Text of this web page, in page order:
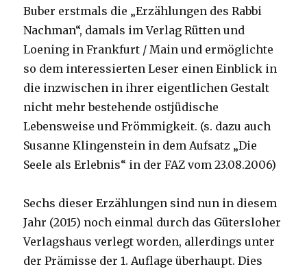
Buber erstmals die „Erzählungen des Rabbi
Nachman“, damals im Verlag Rütten und
Loening in Frankfurt / Main und ermöglichte
so dem interessierten Leser einen Einblick in
die inzwischen in ihrer eigentlichen Gestalt
nicht mehr bestehende ostjüdische
Lebensweise und Frömmigkeit. (s. dazu auch
Susanne Klingenstein in dem Aufsatz „Die
Seele als Erlebnis“ in der FAZ vom 23.08.2006)
Sechs dieser Erzählungen sind nun in diesem
Jahr (2015) noch einmal durch das Gütersloher
Verlagshaus verlegt worden, allerdings unter
der Prämisse der 1. Auflage überhaupt. Dies